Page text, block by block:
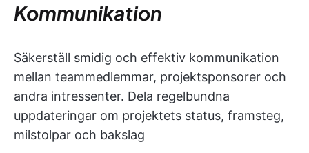
Kommunikation
Säkerställ smidig och effektiv kommunikation
mellan teammedlemmar, projektsponsorer och
andra intressenter. Dela regelbundna
uppdateringar om projektets status, framsteg,
milstolpar och bakslag